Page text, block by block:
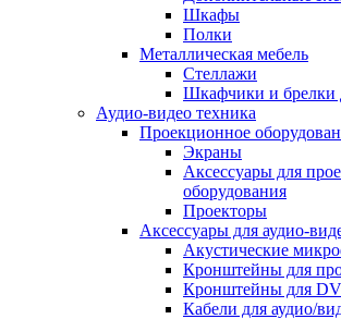
Шкафы
Полки
Металлическая мебель
Стеллажи
Шкафчики и брелки
Аудио-видео техника
Проекционное
Экраны
Аксессуары для
оборудования
Проекторы
Аксессуары для аудио-
Акустические
Кронштейны для
Кронштейны для
Кабели для аудио/